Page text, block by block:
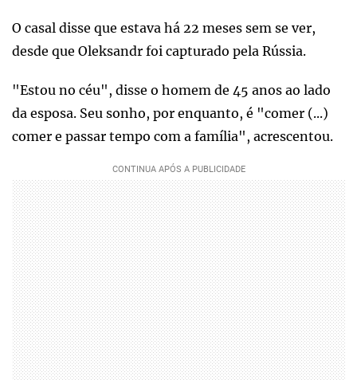
O casal disse que estava há 22 meses sem se ver,
desde que Oleksandr foi capturado pela Rússia.
"Estou no céu", disse o homem de 45 anos ao lado
da esposa. Seu sonho, por enquanto, é "comer (...)
comer e passar tempo com a família", acrescentou.